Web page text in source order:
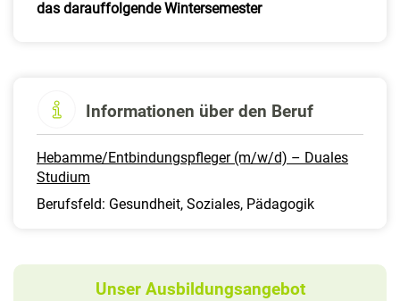
das darauffolgende Wintersemester
Informationen über den Beruf
Hebamme/Entbindungspfleger (m/w/d) – Duales
Studium
Berufsfeld: Gesundheit, Soziales, Pädagogik
Unser Ausbildungsangebot